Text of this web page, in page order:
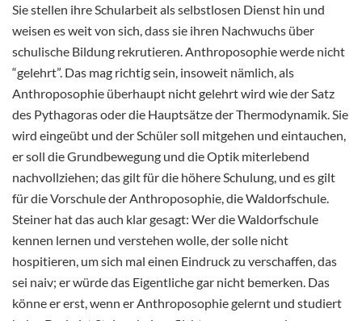
Sie stellen ihre Schularbeit als selbstlosen Dienst hin und
weisen es weit von sich, dass sie ihren Nachwuchs über
schulische Bildung rekrutieren. Anthroposophie werde nicht
“gelehrt”. Das mag richtig sein, insoweit nämlich, als
Anthroposophie überhaupt nicht gelehrt wird wie der Satz
des Pythagoras oder die Hauptsätze der Thermodynamik. Sie
wird eingeübt und der Schüler soll mitgehen und eintauchen,
er soll die Grundbewegung und die Optik miterlebend
nachvollziehen; das gilt für die höhere Schulung, und es gilt
für die Vorschule der Anthroposophie, die Waldorfschule.
Steiner hat das auch klar gesagt: Wer die Waldorfschule
kennen lernen und verstehen wolle, der solle nicht
hospitieren, um sich mal einen Eindruck zu verschaffen, das
sei naiv; er würde das Eigentliche gar nicht bemerken. Das
könne er erst, wenn er Anthroposophie gelernt und studiert